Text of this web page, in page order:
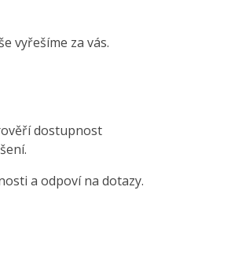
vyřešíme za vás.
dostupnost
a odpoví na dotazy.